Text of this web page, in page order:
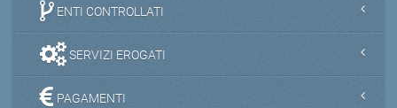
ENTI CONTROLLATI
SERVIZI EROGATI
PAGAMENTI